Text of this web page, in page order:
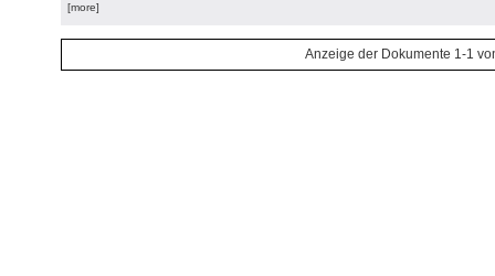
[more]
Anzeige der Dokumente 1-1